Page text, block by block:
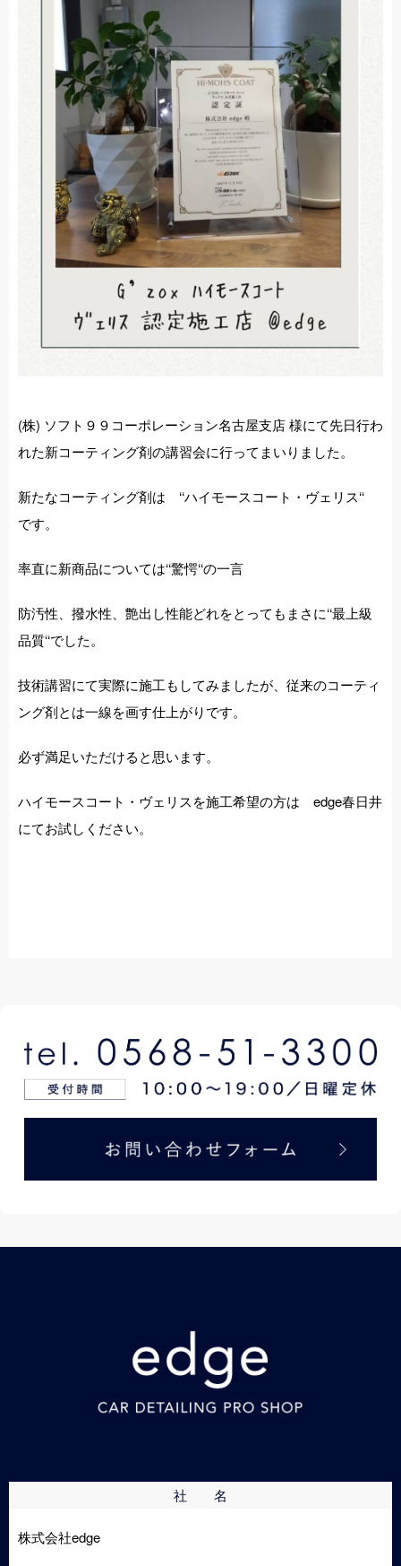
(株) ソフト９９コーポレーション名古屋支店 様にて先日行わ
れた新コーティング剤の講習会に行ってまいりました。
新たなコーティング剤は ‘‘ハイモースコート・ヴェリス‘‘
です。
率直に新商品については‘‘驚愕‘‘の一言
防汚性、撥水性、艶出し性能どれをとってもまさに‘‘最上級
品質‘‘でした。
技術講習にて実際に施工もしてみましたが、従来のコーティ
ング剤とは一線を画す仕上がりです。
必ず満足いただけると思います。
ハイモースコート・ヴェリスを施工希望の方は edge春日井
にてお試しください。
社 名
株式会社edge